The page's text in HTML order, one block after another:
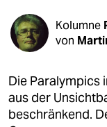
öko
gesellschaft
kultur
sport
Kolumne
von
Die Paralympics
aus der
beschränkend.